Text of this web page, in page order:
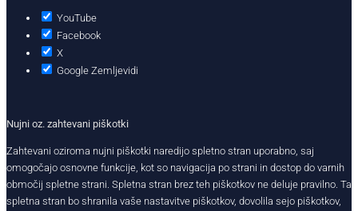
YouTube
Facebook
X
Google Zemljevidi
Nujni oz. zahtevani piškotki
Zahtevani oziroma nujni piškotki naredijo spletno stran uporabno, saj
omogočajo osnovne funkcije, kot so navigacija po strani in dostop do varnih
območij spletne strani. Spletna stran brez teh piškotkov ne deluje pravilno. Ta
spletna stran bo shranila vaše nastavitve piškotkov, dovolila sejo piškotkov,